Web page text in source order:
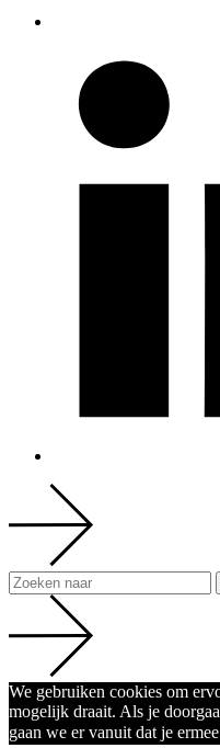
We gebruiken cookies om
mogelijk draait. Als je
gaan we er vanuit dat je